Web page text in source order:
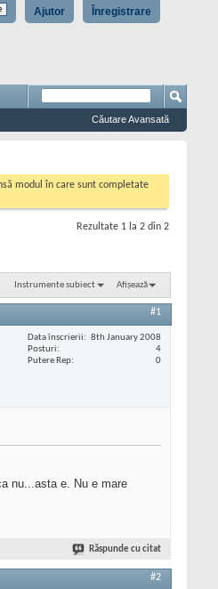
Înregistrare
Ajutor
Căutare Avansată
modul în care sunt completate
Rezultate 1 la 2 din 2
Instrumente subiect Afișează
#1
Data înscrierii
8th January 2008
Posturi
4
Putere Rep
0
nu...asta e. Nu e mare
Răspunde cu citat
#2